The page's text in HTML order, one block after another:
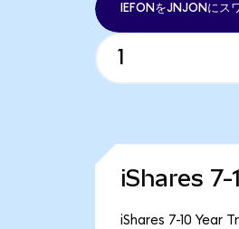
IEFONをJNJONにス
iShares 7-
iShares 7-10 Year